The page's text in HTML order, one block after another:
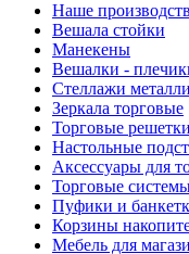
Наше
Вешала стойки
Манекены
Вешалки -
Стеллажи
Зеркала торговые
Торговые решетки
Настольные
Аксессуары для
Торговые
Пуфики и
Корзины
Мебель для